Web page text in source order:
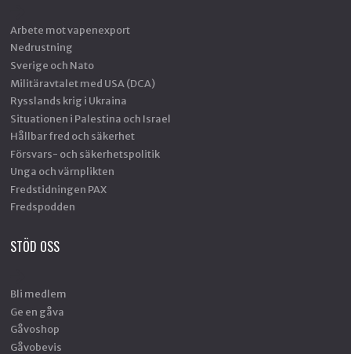
Arbete mot vapenexport
Nedrustning
Sverige och Nato
Militäravtalet med USA (DCA)
Rysslands krig i Ukraina
Situationen i Palestina och Israel
Hållbar fred och säkerhet
Försvars- och säkerhetspolitik
Unga och värnplikten
Fredstidningen PAX
Fredspodden
STÖD OSS
Bli medlem
Ge en gåva
Gåvoshop
Gåvobevis